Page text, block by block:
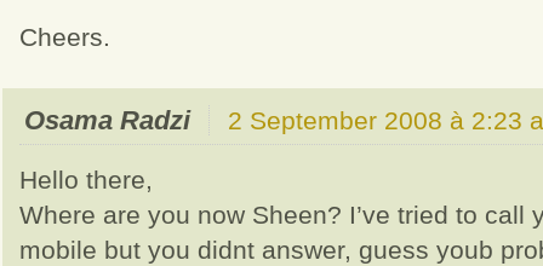
Cheers.
Osama Radzi 2 September 2008 à 2:23
Hello there,
Where are you now Sheen? I’ve tried to call
mobile but you didnt answer, guess youb